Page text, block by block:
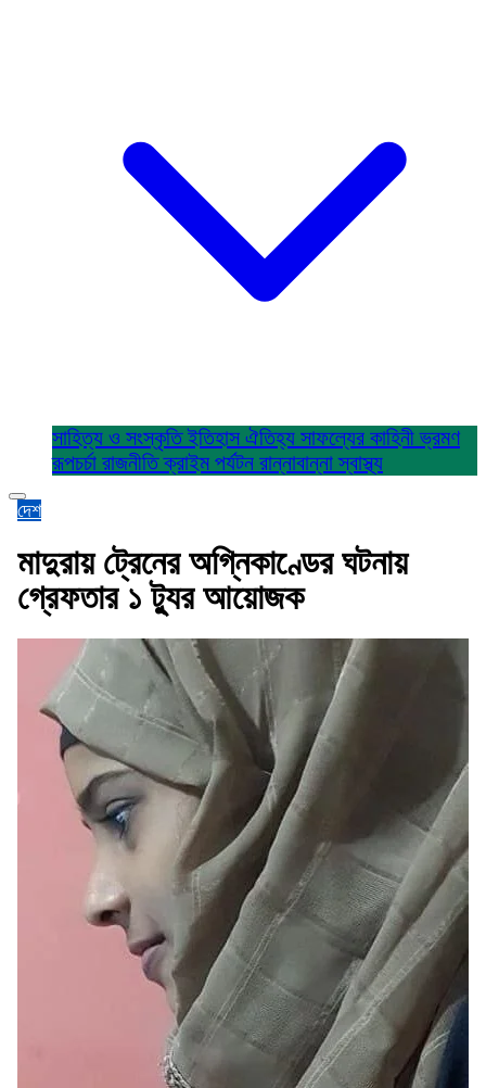
সাহিত্য ও সংস্কৃতিইতিহাস ঐতিহ্য সাফল্যের কাহিনীভ্রমণ
রূপচর্চা রাজনীতিক্রাইম পর্যটন রান্নাবান্নাস্বাস্থ্য
দেশ
মাদুরায় ট্রেনের অগ্নিকাণ্ডের ঘটনায়
গ্রেফতার ১ ট্যুর আয়োজক